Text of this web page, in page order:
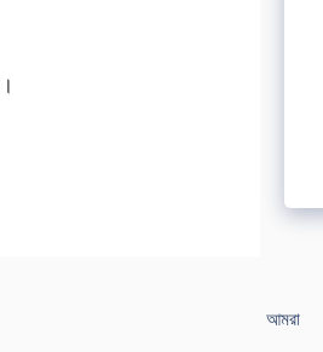
আমরা